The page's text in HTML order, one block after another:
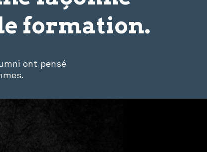
formation.
ont pensé